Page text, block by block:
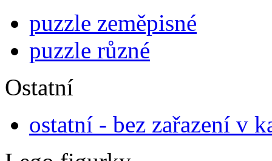
puzzle zeměpisné
puzzle různé
Ostatní
ostatní - bez zařazení v